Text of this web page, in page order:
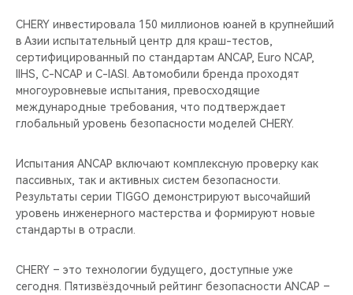
CHERY инвестировала 150 миллионов юаней в крупнейший
в Азии испытательный центр для краш-тестов,
сертифицированный по стандартам ANCAP, Euro NCAP,
IIHS, C-NCAP и C-IASI. Автомобили бренда проходят
многоуровневые испытания, превосходящие
международные требования, что подтверждает
глобальный уровень безопасности моделей CHERY.
Испытания ANCAP включают комплексную проверку как
пассивных, так и активных систем безопасности.
Результаты серии TIGGO демонстрируют высочайший
уровень инженерного мастерства и формируют новые
стандарты в отрасли.
CHERY – это технологии будущего, доступные уже
сегодня. Пятизвёздочный рейтинг безопасности ANCAP –